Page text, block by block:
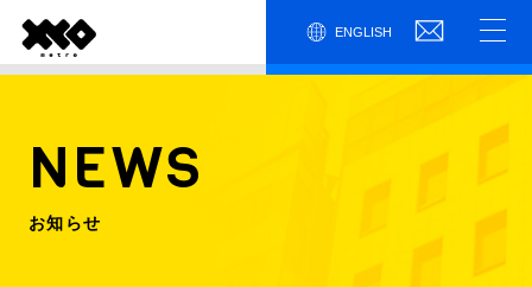
ENGLISH
NEWS
お知らせ